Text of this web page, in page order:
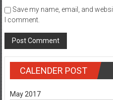
Save my name, email, and
I comment.
CALENDER POST
May 2017